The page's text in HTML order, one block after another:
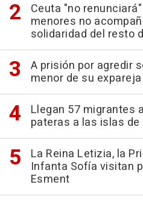
Ceuta "no
menores no
solidaridad del resto
A prisión por agredir
menor de su
Llegan 57 migrantes
pateras a las islas
La Reina Letizia, la
Infanta Sofía visitan
Esment